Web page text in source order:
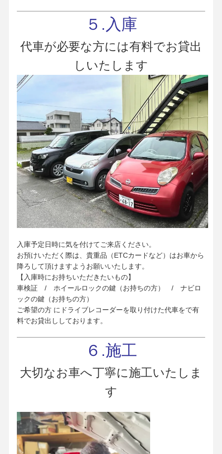
５.入庫
代車が必要な方には有料でお貸出
しいたします
入庫予定日時に気を付けてご来店ください。
お預けいただく際は、貴重品（ETCカードなど）はお車から
降ろして頂けますようお願いいたします。
【入庫時にお持ちいただきたいもの】
車検証 / ホイールロックの鍵（お持ちの方） / ナビロ
ックの鍵（お持ちの方）
ご希望の方 にドライブレコーダーを取り付けた代車をで有
料でお貸出ししております。
６.施工
大切なお車へ丁寧に施工いたしま
す